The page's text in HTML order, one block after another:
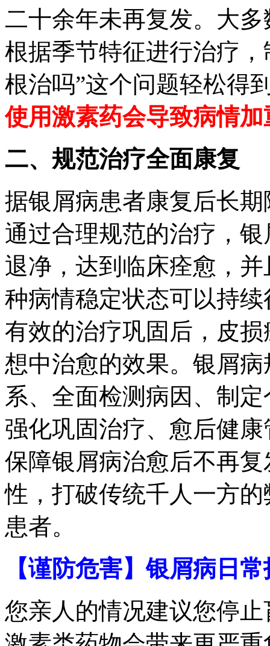
二十余年未再复发。大
根据季节特征进行治疗
根治吗”这个问题轻松得
使用激素药会导致病情
二、规范治疗全面康复
据银屑病患者康复后长
通过合理规范的治疗，
退净，达到临床痊愈，
种病情稳定状态可以持
有效的治疗巩固后，皮
想中治愈的效果。银屑
系、全面检测病因、制
强化巩固治疗、愈后健
保障银屑病治愈后不再
性，打破传统千人一方
患者。
【谨防危害】银屑病日
您亲人的情况建议您停